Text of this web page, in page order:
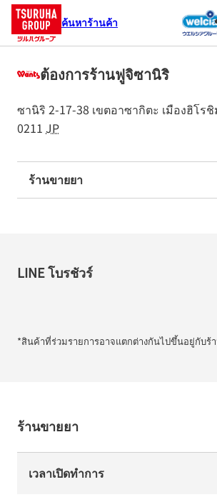
ค้นหาร้านค้า
ต้องการร้านฟูจิซานิริ
ซานิริ 2-17-38 เขตอาซากิตะ เมืองฮิโร
0211 JP
ร้านขายยา
LINE โบรชัวร์
*สินค้าที่ร่วมรายการอาจแตกต่างกันไปขึ้นอยู่กับร้
ร้านขายยา
เวลาเปิดทำการ